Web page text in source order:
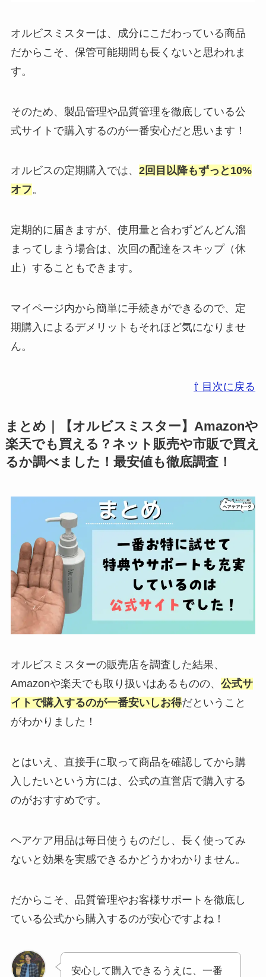
オルビスミスターは、成分にこだわっている商品
だからこそ、保管可能期間も長くないと思われま
す。
そのため、製品管理や品質管理を徹底している公
式サイトで購入するのが一番安心だと思います！
オルビスの定期購入では、 2回目以降もずっと10%
オフ。
定期的に届きますが、使用量と合わずどんどん溜
まってしまう場合は、次回の配達をスキップ（休
止）することもできます。
マイページ内から簡単に手続きができるので、定
期購入によるデメリットもそれほど気になりませ
ん。
⇧ 目次に戻る
まとめ｜【オルビスミスター】Amazonや
楽天でも買える？ネット販売や市販で買え
るか調べました！最安値も徹底調査！
オルビスミスターの販売店を調査した結果、
Amazonや楽天でも取り扱いはあるものの、 公式サ
イトで購入するのが一番安いしお得だということ
がわかりました！
とはいえ、直接手に取って商品を確認してから購
入したいという方には、公式の直営店で購入する
のがおすすめです。
ヘアケア用品は毎日使うものだし、長く使ってみ
ないと効果を実感できるかどうかわかりません。
だからこそ、品質管理やお客様サポートを徹底し
ている公式から購入するのが安心ですよね！
安心して購入できるうえに、一番